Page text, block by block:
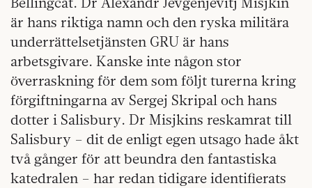
är hans riktiga namn och den ryska militära
underrättelsetjänsten GRU är hans
arbetsgivare. Kanske inte någon stor
överraskning för dem som följt turerna kring
förgiftningarna av Sergej Skripal och hans
dotter i Salisbury. Dr Misjkins reskamrat till
Salisbury – dit de enligt egen utsago hade åkt
två gånger för att beundra den fantastiska
katedralen – har redan tidigare identifierats